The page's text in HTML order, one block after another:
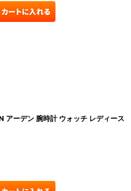
ーデン 腕時計 ウォッチ レディース